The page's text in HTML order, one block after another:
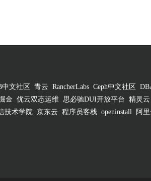
中文社区 青云 RancherLabs Ceph中文社区
金 优云双态运维 思必驰DUI开放平台 精灵云
技术学院 京东云 程序员客栈 openinstall 阿